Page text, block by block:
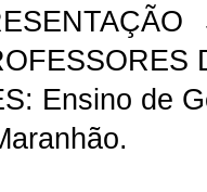
Ensino de